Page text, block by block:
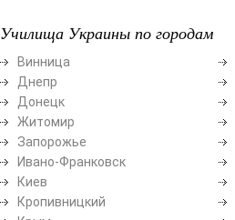
Училища Украины по городам
Винница
Днепр
Донецк
Житомир
Запорожье
Ивано-Франковск
Киев
Кропивницкий